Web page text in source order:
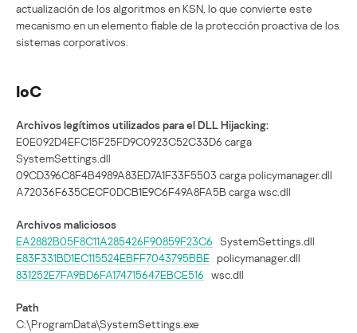
actualización de los algoritmos en KSN, lo que convierte este
mecanismo en un elemento fiable de la protección proactiva de los
sistemas corporativos.
IoC
Archivos legítimos utilizados para el DLL Hijacking:
E0E092D4EFC15F25FD9C0923C52C33D6 carga
SystemSettings.dll
09CD396C8F4B4989A83ED7A1F33F5503 carga policymanager.dll
A72036F635CECF0DCB1E9C6F49A8FA5B carga wsc.dll
Archivos maliciosos
EA2882B05F8C11A285426F90859F23C6 SystemSettings.dll
E83F331BD1EC115524EBFF7043795BBE policymanager.dll
831252E7FA9BD6FA174715647EBCE516 wsc.dll
Path
C:\ProgramData\SystemSettings.exe